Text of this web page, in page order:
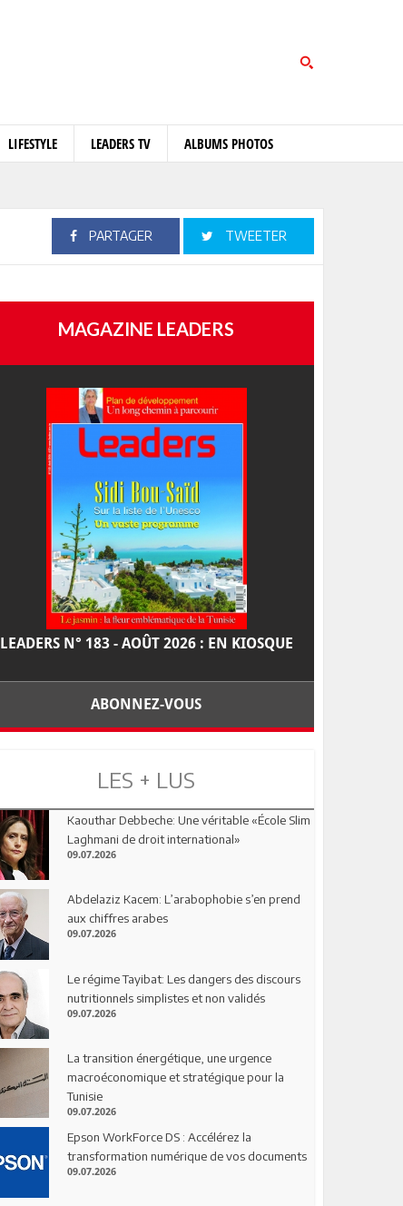
LIFESTYLE LEADERS TV ALBUMS PHOTOS
PARTAGER TWEETER
MAGAZINE LEADERS
LEADERS N° 183 - AOÛT 2026 : EN KIOSQUE
ABONNEZ-VOUS
LES + LUS
Kaouthar Debbeche: Une véritable «École Slim
Laghmani de droit international»
09.07.2026
Abdelaziz Kacem: L’arabophobie s’en prend
aux chiffres arabes
09.07.2026
Le régime Tayibat: Les dangers des discours
nutritionnels simplistes et non validés
09.07.2026
La transition énergétique, une urgence
macroéconomique et stratégique pour la
Tunisie
09.07.2026
Epson WorkForce DS : Accélérez la
transformation numérique de vos documents
09.07.2026